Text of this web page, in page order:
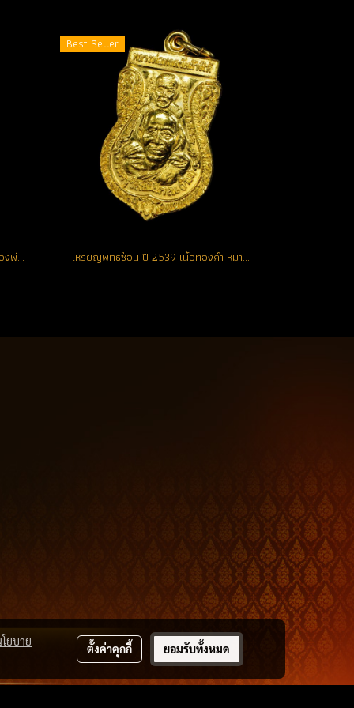
เหรียญพุทธซ้อน ปี 2539 เนื้อเปียกทองพ่นทราย ตอกโค้ด แจกกรรมการ องค์ที่ 3 (ขายแล้ว)
Best Seller
เหรียญพุทธซ้อน ปี 2539 เนื้อทองคำ หมายเลข 105 (ขายแล้ว)
ยบาย
ตั้งค่าคุกกี้ ยอมรับทั้งหมด